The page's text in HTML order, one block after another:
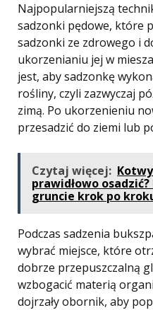
Najpopularniejszą
sadzonki pędowe, które
sadzonki ze zdrowego i
ukorzenianiu jej w
jest, aby sadzonkę
rośliny, czyli zazwyczaj
zimą. Po ukorzenieniu
przesadzić do ziemi lub
Czytaj więcej:
prawidłowo
gruncie krok po
Podczas sadzenia
wybrać miejsce, które
dobrze przepuszczalną
wzbogacić materią
dojrzały obornik, aby